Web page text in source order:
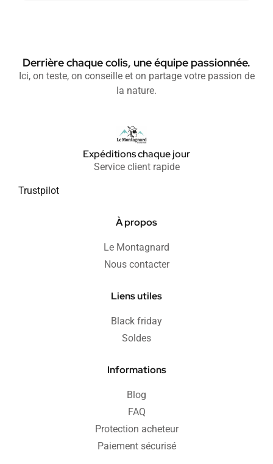
Derrière chaque colis, une équipe passionnée.
Ici, on teste, on conseille et on partage votre passion de
la nature.
Expéditions chaque jour
Service client rapide
Trustpilot
À propos
Le Montagnard
Nous contacter
Liens utiles
Black friday
Soldes
Informations
Blog
FAQ
Protection acheteur
Paiement sécurisé